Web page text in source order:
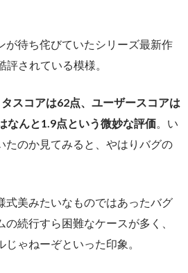
が待ち侘びていたシリーズ最新作
評されている模様。
タスコアは62点、ユーザースコアは
なんと1.9点という微妙な評価。い
たのか見てみると、やはりバグの
式美みたいなものではあったバグ
続行すら困難なケースが多く、
ゃねーぞといった印象。